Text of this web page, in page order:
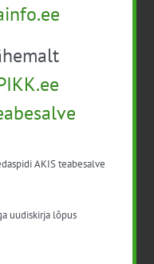
AKIS teabesalve
uudiskirja lõpus